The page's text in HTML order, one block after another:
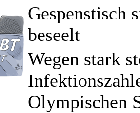
Gespenstisch
beseelt
Wegen stark
Olympischen